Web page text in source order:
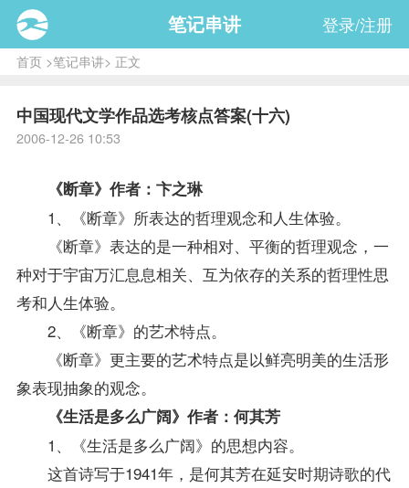
笔记串讲 登录/注册
首页>笔记串讲> 正文
中国现代文学作品选考核点答案(十六)
2006-12-26 10:53
《断章》作者：卞之琳
1、《断章》所表达的哲理观念和人生体验。
《断章》表达的是一种相对、平衡的哲理观念，一
种对于宇宙万汇息息相关、互为依存的关系的哲理性思
考和人生体验。
2、《断章》的艺术特点。
《断章》更主要的艺术特点是以鲜亮明美的生活形
象表现抽象的观念。
《生活是多么广阔》作者：何其芳
1、《生活是多么广阔》的思想内容。
这首诗写于1941年，是何其芳在延安时期诗歌的代